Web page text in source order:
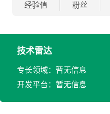
经验值 粉丝
技术雷达
专长领域：暂无信息
开发平台：暂无信息